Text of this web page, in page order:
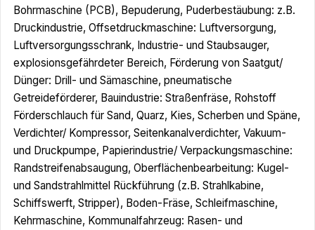
Bohrmaschine (PCB), Bepuderung, Puderbestäubung: z.B.
Druckindustrie, Offsetdruckmaschine: Luftversorgung,
Luftversorgungsschrank, Industrie- und Staubsauger,
explosionsgefährdeter Bereich, Förderung von Saatgut/
Dünger: Drill- und Sämaschine, pneumatische
Getreideförderer, Bauindustrie: Straßenfräse, Rohstoff
Förderschlauch für Sand, Quarz, Kies, Scherben und Späne,
Verdichter/ Kompressor, Seitenkanalverdichter, Vakuum-
und Druckpumpe, Papierindustrie/ Verpackungsmaschine:
Randstreifenabsaugung, Oberflächenbearbeitung: Kugel-
und Sandstrahlmittel Rückführung (z.B. Strahlkabine,
Schiffswerft, Stripper), Boden-Fräse, Schleifmaschine,
Kehrmaschine, Kommunalfahrzeug: Rasen- und